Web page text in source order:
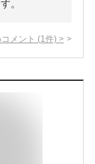
。
メント (1 件) >